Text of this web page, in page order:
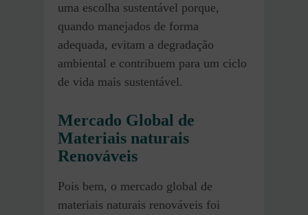
uma escolha sustentável porque,
quando manejados de forma
adequada, evitam a degradação
ambiental e contribuem para um ciclo
de vida mais sustentável.
Mercado Global de
Materiais naturais
Renováveis
Pois bem, o mercado global de
materiais naturais renováveis foi